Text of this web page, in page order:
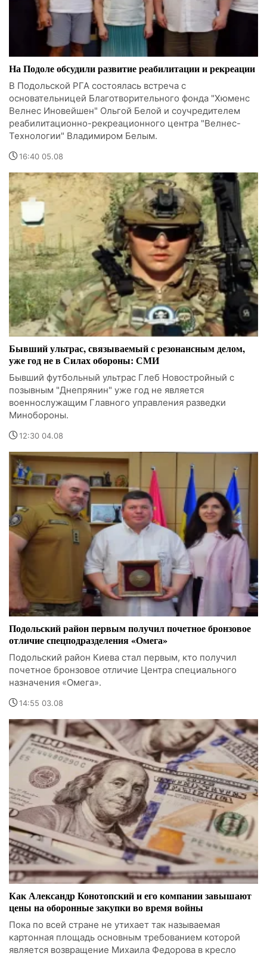
На Подоле обсудили развитие реабилитации и рекреации
В Подольской РГА состоялась встреча с
основательницей Благотворительного фонда "Хюменс
Велнес Иновейшен" Ольгой Белой и соучредителем
реабилитационно-рекреационного центра "Велнес-
Технологии" Владимиром Белым.
16:40 05.08
Бывший ультрас, связываемый с резонансным делом,
уже год не в Силах обороны: СМИ
Бывший футбольный ультрас Глеб Новостройный с
позывным "Днепрянин" уже год не является
военнослужащим Главного управления разведки
Минобороны.
12:30 04.08
Подольский район первым получил почетное бронзовое
отличие спецподразделения «Омега»
Подольский район Киева стал первым, кто получил
почетное бронзовое отличие Центра специального
назначения «Омега».
14:55 03.08
Как Александр Конотопский и его компании завышают
цены на оборонные закупки во время войны
Пока по всей стране не утихает так называемая
картонная площадь основным требованием которой
является возвращение Михаила Федорова в кресло